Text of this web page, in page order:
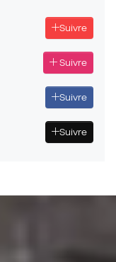
CHAUSSURE DE
PACK
Suivre
Suivre
Suivre
Suivre